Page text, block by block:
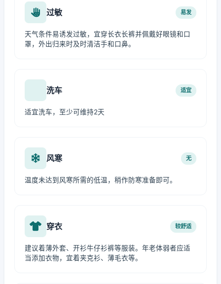
过敏 易发
天气条件易诱发过敏，宜穿长衣长裤并佩戴好眼镜和口
罩，外出归来时及时清洁手和口鼻。
洗车 适宜
适宜洗车，至少可维持2天
风寒 无
温度未达到风寒所需的低温，稍作防寒准备即可。
穿衣 较舒适
建议着薄外套、开衫牛仔衫裤等服装。年老体弱者应适
当添加衣物，宜着夹克衫、薄毛衣等。